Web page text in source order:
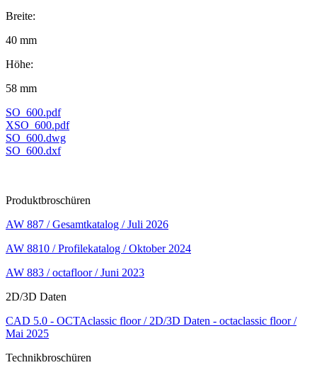
Breite:
40 mm
Höhe:
58 mm
SO_600.pdf
XSO_600.pdf
SO_600.dwg
SO_600.dxf
Produktbroschüren
AW 887 / Gesamtkatalog / Juli 2026
AW 8810 / Profilekatalog / Oktober 2024
AW 883 / octafloor / Juni 2023
2D/3D Daten
CAD 5.0 - OCTAclassic floor / 2D/3D Daten - octaclassic floor /
Mai 2025
Technikbroschüren